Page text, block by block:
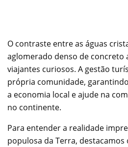
O contraste entre as águas
aglomerado denso de concreto
viajantes curiosos. A gestão
própria comunidade,
a economia local e ajude na
no continente.
Para entender a realidade
populosa da Terra,